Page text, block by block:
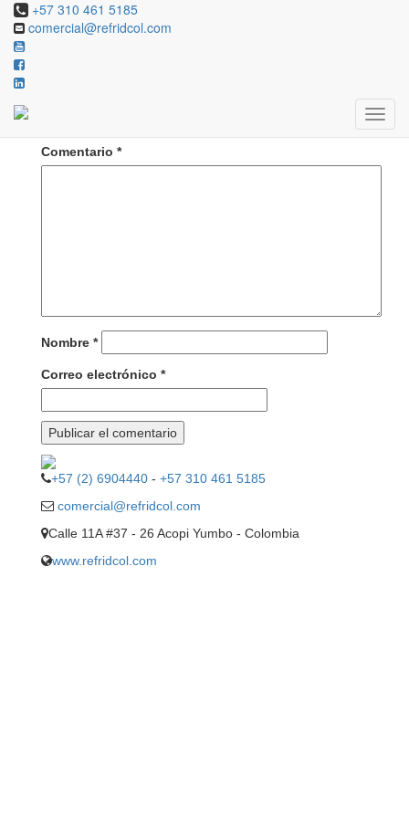
+57 310 461 5185
comercial@refridcol.com
Comentario *
Nombre *
Correo electrónico *
+57 (2) 6904440 - +57 310 461 5185
comercial@refridcol.com
Calle 11A #37 - 26 Acopi Yumbo - Colombia
www.refridcol.com